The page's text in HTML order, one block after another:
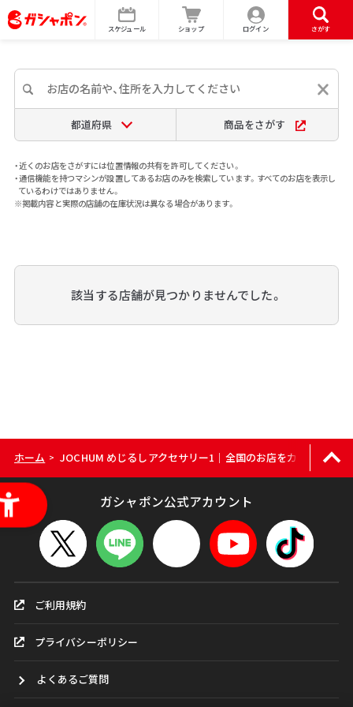
スケジュール ショップ ログイン さがす
都道府県 商品をさがす
・近くのお店をさがすには位置情報の共有を許可してください。
・通信機能を持つマシンが設置してあるお店のみを検索しています。すべてのお店を表示し
ているわけではありません。
※掲載内容と実際の店舗の在庫状況は異なる場合があります。
該当する店舗が見つかりませんでした。
ホーム > JOCHUM めじるしアクセサリー1｜全国のお店をカンタン検索
ガシャポン公式アカウント
ご利用規約
プライバシーポリシー
よくあるご質問